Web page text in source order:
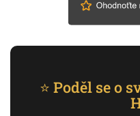
⭐ Poděl se o